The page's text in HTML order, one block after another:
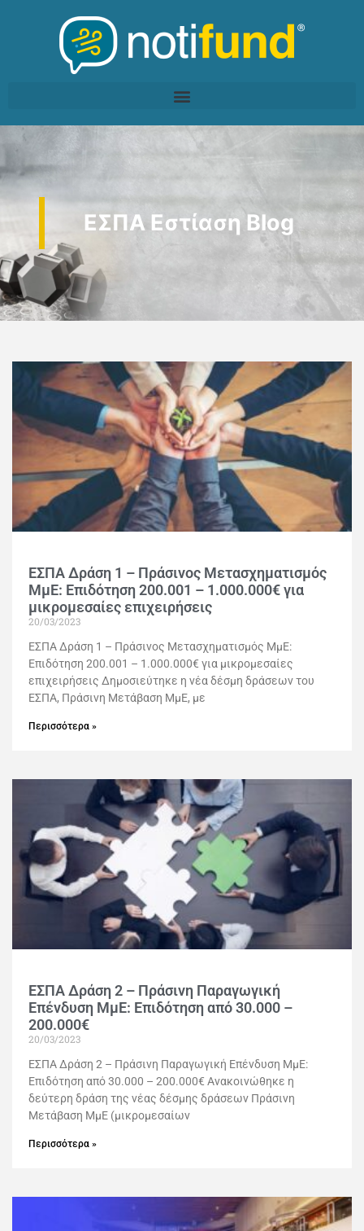
ΕΣΠΑ Εστίαση Blog
ΕΣΠΑ Δράση 1 – Πράσινος Μετασχηματισμός
ΜμΕ: Επιδότηση 200.001 – 1.000.000€ για
μικρομεσαίες επιχειρήσεις
20/03/2023
ΕΣΠΑ Δράση 1 – Πράσινος Μετασχηματισμός ΜμΕ:
Επιδότηση 200.001 – 1.000.000€ για μικρομεσαίες
επιχειρήσεις Δημοσιεύτηκε η νέα δέσμη δράσεων του
ΕΣΠΑ, Πράσινη Μετάβαση ΜμΕ, με
Περισσότερα »
ΕΣΠΑ Δράση 2 – Πράσινη Παραγωγική
Επένδυση ΜμΕ: Επιδότηση από 30.000 –
200.000€
20/03/2023
ΕΣΠΑ Δράση 2 – Πράσινη Παραγωγική Επένδυση ΜμΕ:
Επιδότηση από 30.000 – 200.000€ Ανακοινώθηκε η
δεύτερη δράση της νέας δέσμης δράσεων Πράσινη
Μετάβαση ΜμΕ (μικρομεσαίων
Περισσότερα »